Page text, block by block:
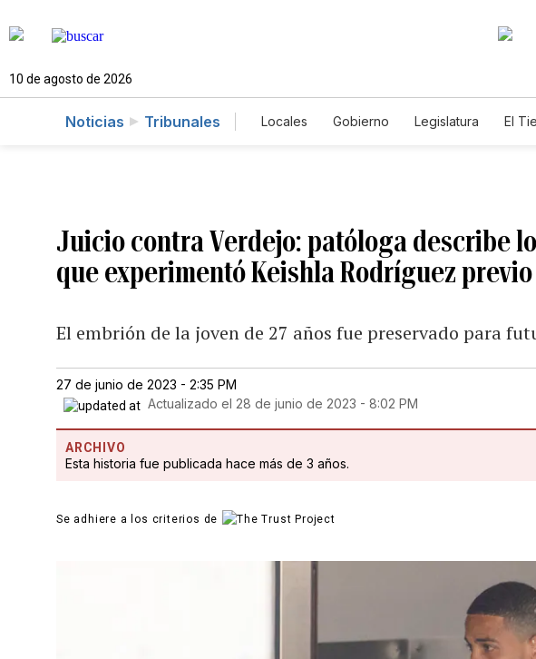
10 de agosto de 2026
Noticias Tribunales Locales Gobierno Legislatura El
Juicio contra Verdejo: patóloga describe
que experimentó Keishla Rodríguez
El embrión de la joven de 27 años fue preservado para
27 de junio de 2023 - 2:35 PM
Actualizado el 28 de junio de 2023 - 8:02 PM
ARCHIVO
Esta historia fue publicada hace más de 3 años.
Se adhiere a los criterios de